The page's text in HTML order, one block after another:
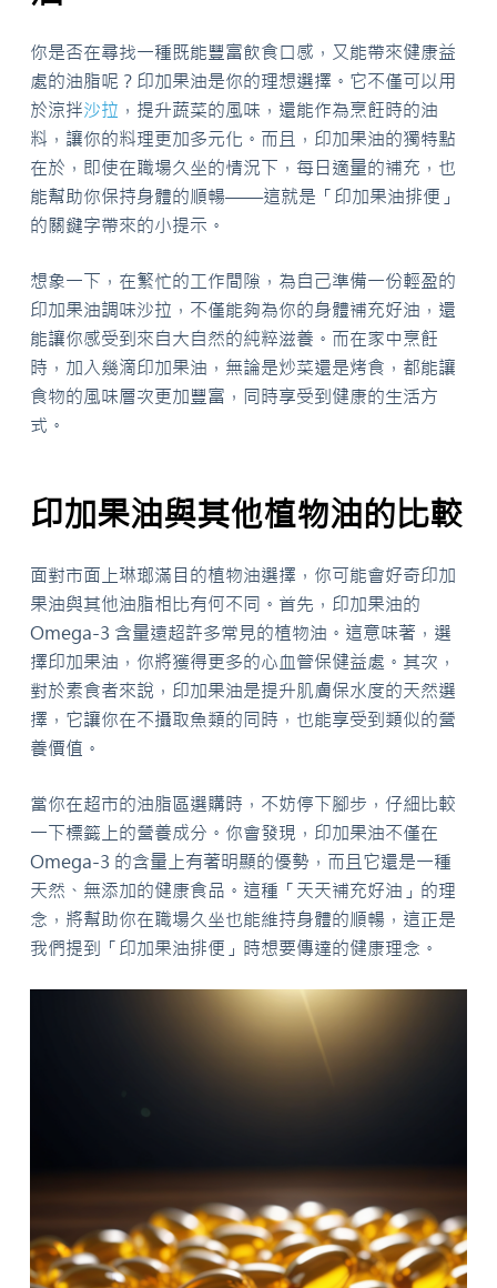
你是否在尋找一種既能豐富飲食口感，又能帶來健康益
處的油脂呢？印加果油是你的理想選擇。它不僅可以用
於涼拌沙拉 ，提升蔬菜的風味，還能作為烹飪時的油
料，讓你的料理更加多元化。而且，印加果油的獨特點
在於，即使在職場久坐的情況下，每日適量的補充，也
能幫助你保持身體的順暢——這就是「印加果油排便」
的關鍵字帶來的小提示。
想象一下，在繁忙的工作間隙，為自己準備一份輕盈的
印加果油調味沙拉，不僅能夠為你的身體補充好油，還
能讓你感受到來自大自然的純粹滋養。而在家中烹飪
時，加入幾滴印加果油，無論是炒菜還是烤食，都能讓
食物的風味層次更加豐富，同時享受到健康的生活方
式。
印加果油與其他植物油的比較
面對市面上琳瑯滿目的植物油選擇，你可能會好奇印加
果油與其他油脂相比有何不同。首先，印加果油的
Omega-3 含量遠超許多常見的植物油。這意味著，選
擇印加果油，你將獲得更多的心血管保健益處。其次，
對於素食者來說，印加果油是提升肌膚保水度的天然選
擇，它讓你在不攝取魚類的同時，也能享受到類似的營
養價值。
當你在超市的油脂區選購時，不妨停下腳步，仔細比較
一下標籤上的營養成分。你會發現，印加果油不僅在
Omega-3 的含量上有著明顯的優勢，而且它還是一種
天然、無添加的健康食品。這種「天天補充好油」的理
念，將幫助你在職場久坐也能維持身體的順暢，這正是
我們提到「印加果油排便」時想要傳達的健康理念。